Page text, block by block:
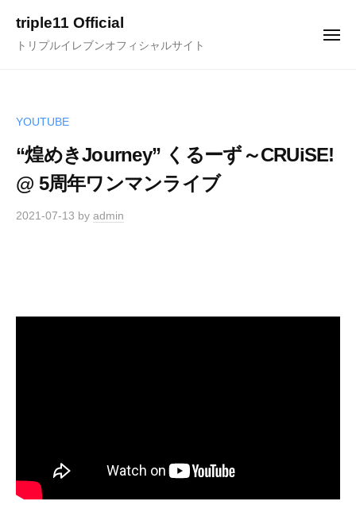
triple11 Official
トリプルイレブンオフィシャルサイト
メ
YOUTUBE
“煌めきJourney” くるーず～CRUiSE!
@ 5周年ワンマンライブ
2021-07-13 by admin